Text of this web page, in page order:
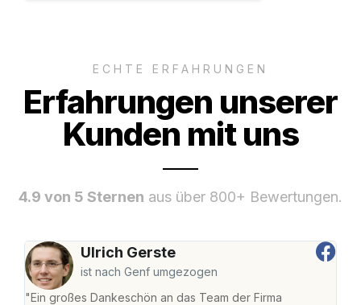
ECHTE ERFAHRUNGEN
Erfahrungen unserer
Kunden mit uns
4.9 von 5 Sternen aus über 800+ Bewertungen.
Ulrich Gerste
ist nach Genf umgezogen
"Ein großes Dankeschön an das Team der Firma